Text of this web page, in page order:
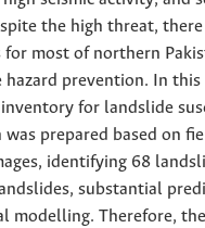
the high threat, there
most of northern
prevention. In this
for landslide
was prepared based on
identifying 68
substantial
modelling. Therefore,